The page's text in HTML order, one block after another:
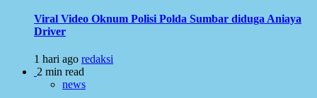
Viral Video Oknum Polisi Polda Sumbar diduga Aniaya
Driver
1 hari ago redaksi
2 min read
news